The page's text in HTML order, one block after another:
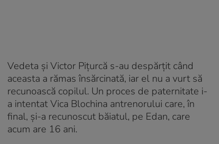
Vedeta și Victor Pițurcă s-au despărțit când
aceasta a rămas însărcinată, iar el nu a vurt să
recunoască copilul. Un proces de paternitate i-
a intentat Vica Blochina antrenorului care, în
final, și-a recunoscut băiatul, pe Edan, care
acum are 16 ani.